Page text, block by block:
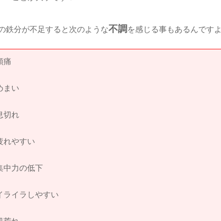
鉄分が不足すると次のような不調 を感じる事もあるんです
痛
まい
切れ
れやすい
中力の低下
ライラしやすい